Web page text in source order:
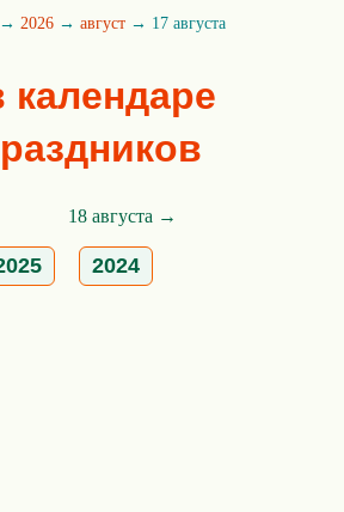
→ 2026 → август → 17 августа
календаре
18 августа →
2024